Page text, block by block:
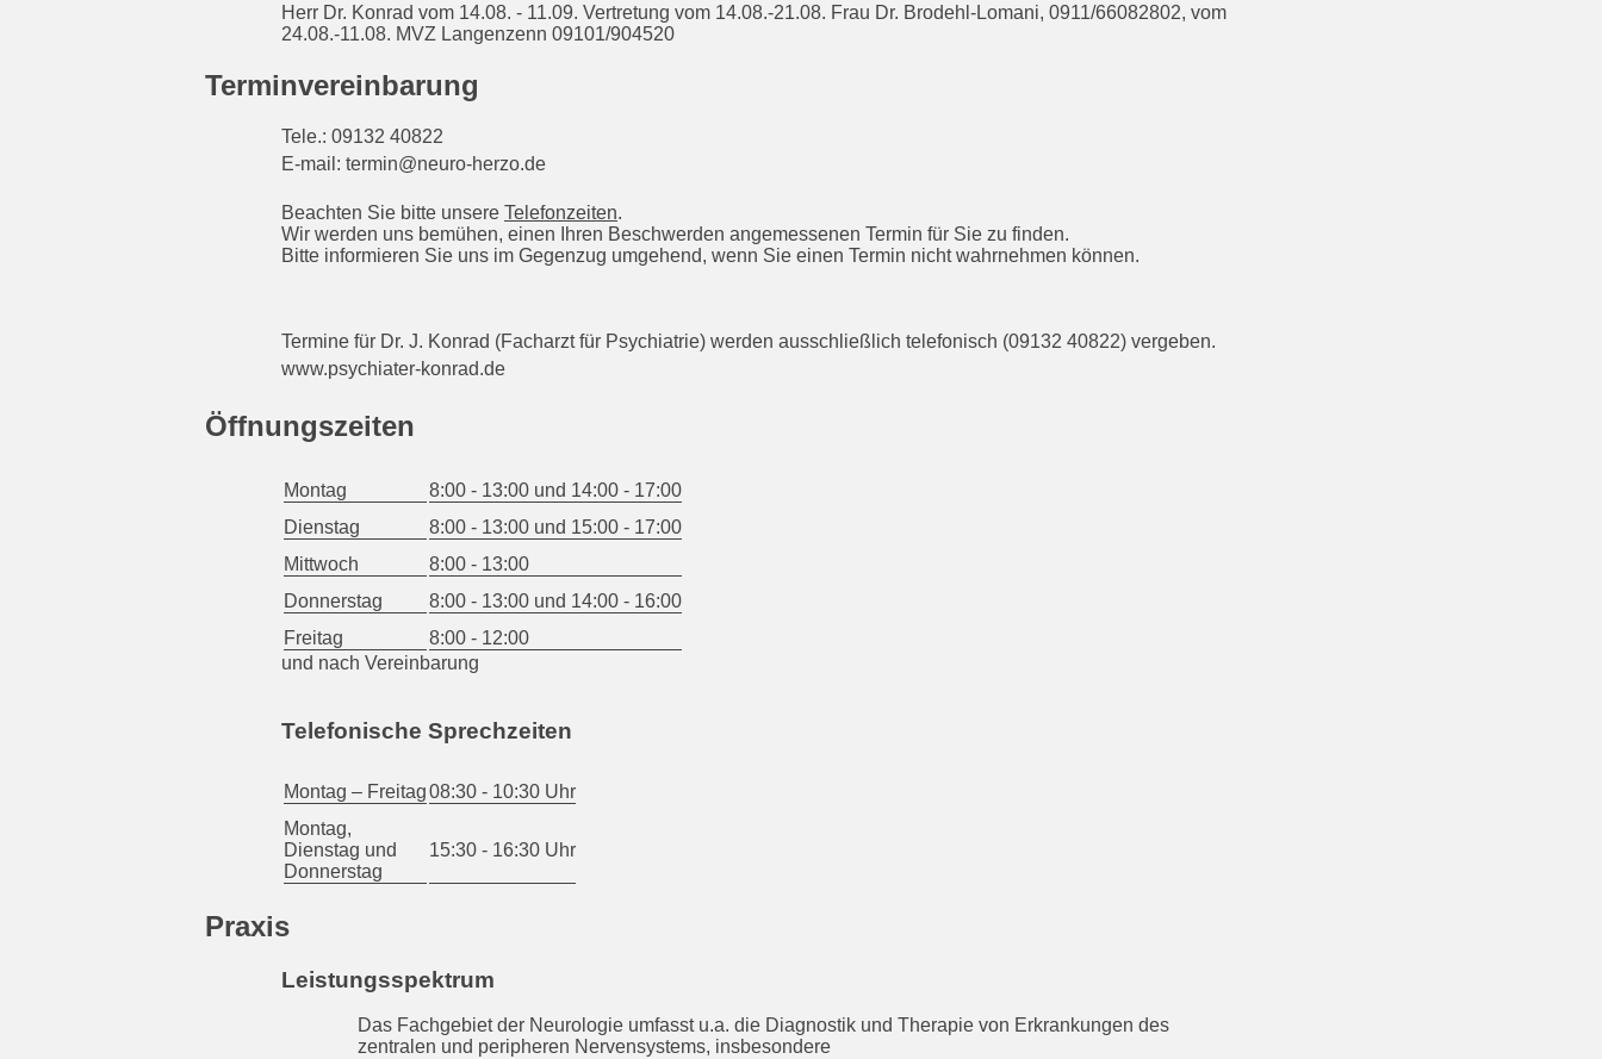
Herr Dr. Konrad vom 14.08. - 11.09. Vertretung vom 14.08.-21.08. Frau Dr. Brodehl-Lomani, 0911/66082802, vom
24.08.-11.08. MVZ Langenzenn 09101/904520
Terminvereinbarung
Tele.: 09132 40822
E-mail: termin@neuro-herzo.de
Beachten Sie bitte unsere Telefonzeiten.
Wir werden uns bemühen, einen Ihren Beschwerden angemessenen Termin für Sie zu finden.
Bitte informieren Sie uns im Gegenzug umgehend, wenn Sie einen Termin nicht wahrnehmen können.
Termine für Dr. J. Konrad (Facharzt für Psychiatrie) werden ausschließlich telefonisch (09132 40822) vergeben.
www.psychiater-konrad.de
Öffnungszeiten
Montag
8:00 - 13:00 und 14:00 - 17:00
Dienstag
8:00 - 13:00 und 15:00 - 17:00
Mittwoch
8:00 - 13:00
Donnerstag
8:00 - 13:00 und 14:00 - 16:00
Freitag
8:00 - 12:00
und nach Vereinbarung
Telefonische Sprechzeiten
Montag – Freitag08:30 - 10:30 Uhr
Montag,
Dienstag und
Donnerstag
15:30 - 16:30 Uhr
Praxis
Leistungsspektrum
Das Fachgebiet der Neurologie umfasst u.a. die Diagnostik und Therapie von Erkrankungen des
zentralen und peripheren Nervensystems, insbesondere